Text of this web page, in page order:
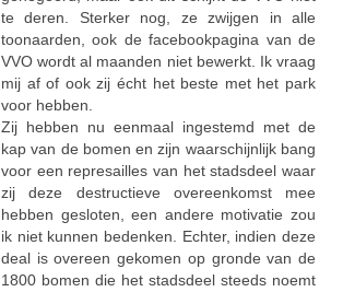
te deren. Sterker nog, ze zwijgen in alle
toonaarden, ook de facebookpagina van de
VVO wordt al maanden niet bewerkt. Ik vraag
mij af of ook zij écht het beste met het park
voor hebben.
Zij hebben nu eenmaal ingestemd met de
kap van de bomen en zijn waarschijnlijk bang
voor een represailles van het stadsdeel waar
zij deze destructieve overeenkomst mee
hebben gesloten, een andere motivatie zou
ik niet kunnen bedenken. Echter, indien deze
deal is overeen gekomen op gronde van de
1800 bomen die het stadsdeel steeds noemt